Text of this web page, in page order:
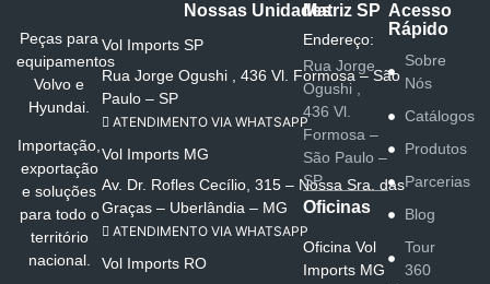
Peças para
equipamentos
Volvo e
Hyundai.
Importação,
exportação
e soluções
para todo o
território
nacional.
Nossas Unidades
Vol Imports SP
Rua Jorge Ogushi , 436 Vl. Formosa – São
Paulo – SP
ATENDIMENTO VIA WHATSAPP
Vol Imports MG
Av. Dr. Rofles Cecílio, 315 – Nossa Sra. das
Graças – Uberlândia – MG
ATENDIMENTO VIA WHATSAPP
Vol Imports RO
Matriz SP
Endereço:
Rua Jorge
Ogushi ,
436 Vl.
Formosa –
São Paulo –
SP
Oficinas
Oficina Vol
Imports MG
Acesso
Rápido
Sobre
Nós
Catálogos
Produtos
Parcerias
Blog
Tour
360